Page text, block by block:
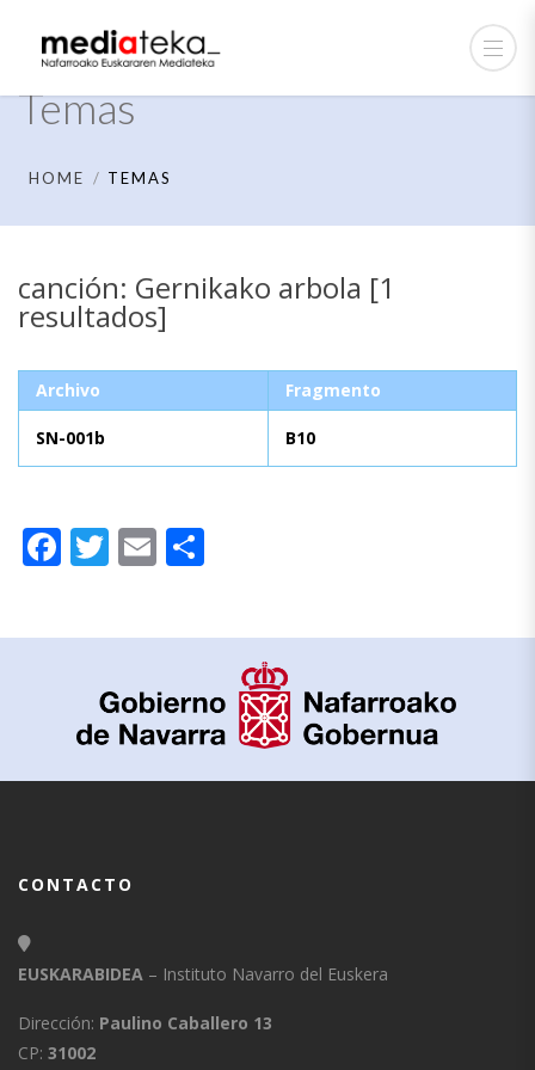
Temas
HOME TEMAS
canción: Gernikako arbola [1
resultados]
Archivo Fragmento
SN-001b B10
Facebook
Twitter
Email
CONTACTO
EUSKARABIDEA – Instituto Navarro del Euskera
Dirección: Paulino Caballero 13
CP: 31002